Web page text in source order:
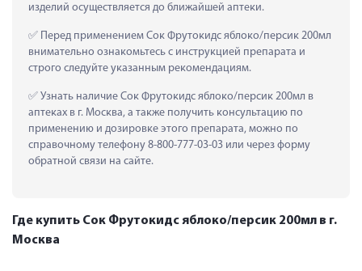
изделий осуществляется до ближайшей аптеки.
Перед применением Сок Фрутокидс яблоко/персик 200мл
внимательно ознакомьтесь с инструкцией препарата и
строго следуйте указанным рекомендациям.
Узнать наличие Сок Фрутокидс яблоко/персик 200мл в
аптеках в г. Москва, а также получить консультацию по
применению и дозировке этого препарата, можно по
справочному телефону 8-800-777-03-03 или через форму
обратной связи на сайте.
Где купить Сок Фрутокидс яблоко/персик 200мл в г.
Москва